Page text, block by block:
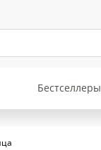
Бестселлеры